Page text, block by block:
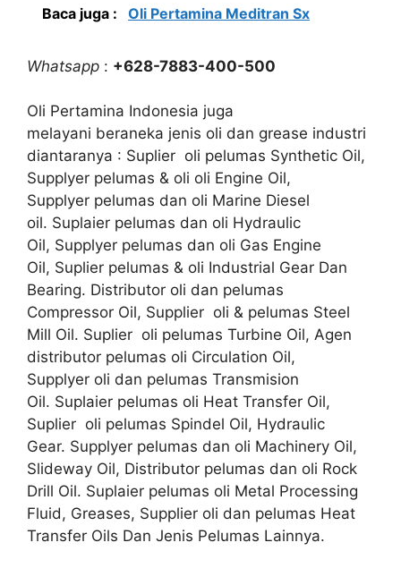
Baca juga : Oli Pertamina Meditran Sx
Whatsapp : +628-7883-400-500
Oli Pertamina Indonesia juga
melayani beraneka jenis oli dan grease industri
diantaranya : Suplier oli pelumas Synthetic Oil,
Supplyer pelumas & oli oli Engine Oil,
Supplyer pelumas dan oli Marine Diesel
oil. Suplaier pelumas dan oli Hydraulic
Oil, Supplyer pelumas dan oli Gas Engine
Oil, Suplier pelumas & oli Industrial Gear Dan
Bearing. Distributor oli dan pelumas
Compressor Oil, Supplier oli & pelumas Steel
Mill Oil. Suplier oli pelumas Turbine Oil, Agen
distributor pelumas oli Circulation Oil,
Supplyer oli dan pelumas Transmision
Oil. Suplaier pelumas oli Heat Transfer Oil,
Suplier oli pelumas Spindel Oil, Hydraulic
Gear. Supplyer pelumas dan oli Machinery Oil,
Slideway Oil, Distributor pelumas dan oli Rock
Drill Oil. Suplaier pelumas oli Metal Processing
Fluid, Greases, Supplier oli dan pelumas Heat
Transfer Oils Dan Jenis Pelumas Lainnya.